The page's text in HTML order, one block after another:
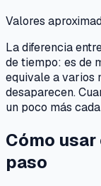
Valores
La diferencia
de tiempo: es de
equivale a varios
desaparecen.
un poco más
Cómo
paso